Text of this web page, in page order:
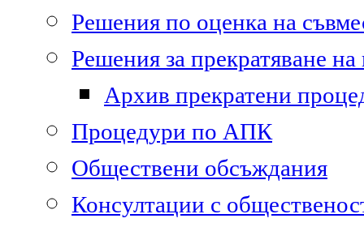
Решения по оценка на
Решения за прекратяване
Архив прекратени
Процедури по АПК
Обществени обсъждания
Консултации с